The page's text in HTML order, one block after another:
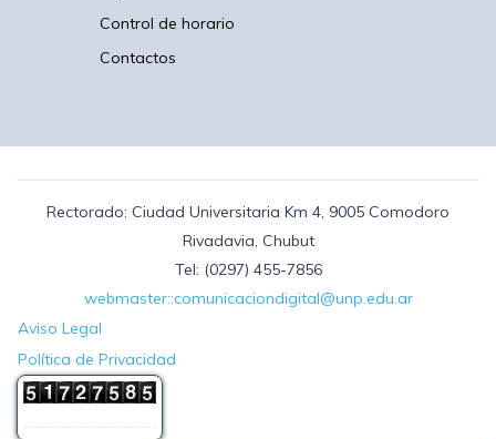
Control de horario
Contactos
Rectorado: Ciudad Universitaria Km 4, 9005 Comodoro
Rivadavia, Chubut
Tel: (0297) 455-7856
webmaster::comunicaciondigital@unp.edu.ar
Aviso Legal
Política de Privacidad